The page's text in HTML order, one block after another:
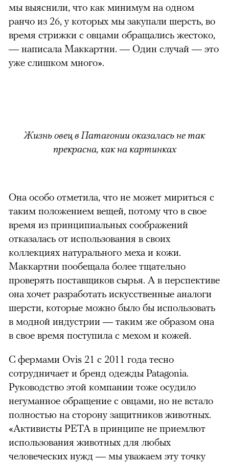
мы выяснили, что как минимум на одном
ранчо из 26, у которых мы закупали шерсть, во
время стрижки с овцами обращались жестоко,
— написала Маккартни. — Один случай — это
уже слишком много».
00:00/00:00
Жизнь овец в Патагонии оказалась не так
прекрасна, как на картинках
Она особо отметила, что не может мириться с
таким положением вещей, потому что в свое
время из принципиальных соображений
отказалась от использования в своих
коллекциях натурального меха и кожи.
Маккартни пообещала более тщательно
проверять поставщиков сырья. А в перспективе
она хочет разработать искусственные аналоги
шерсти, которые можно было бы использовать
в модной индустрии — таким же образом она
в свое время поступила с мехом и кожей.
С фермами Ovis 21 с 2011 года тесно
сотрудничает и бренд одежды Patagonia.
Руководство этой компании тоже осудило
негуманное обращение с овцами, но не встало
полностью на сторону защитников животных.
«Активисты PETA в принципе не приемлют
использования животных для любых
человеческих нужд — мы уважаем эту точку